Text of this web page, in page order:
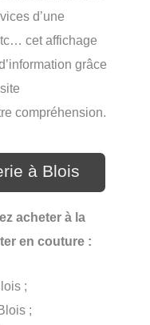
d’une
cet affichage
grâce
compréhension.
à Blois
acheter à la
en couture :
;
;